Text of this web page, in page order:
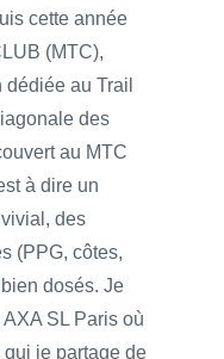
cette année
(MTC),
au Trail
des
au MTC
à dire un
des
(PPG, côtes,
dosés. Je
SL Paris où
je partage de